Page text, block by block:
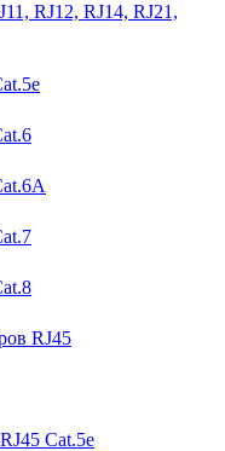
RJ12, RJ14, RJ21,
RJ45
Cat.5e